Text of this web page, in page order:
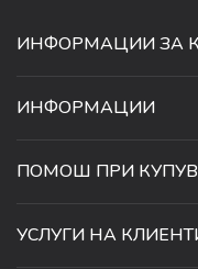
ИНФОРМАЦИИ ЗА
СКОПЈЕ, МАКЕДОНИЈА
070 231 608
ИНФОРМАЦИИ
СОРАБОТКИ
ПОМОШ ПРИ
УСЛУГИ НА